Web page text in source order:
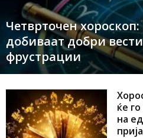
Четврточен
добиваат добри
фрустрации
ќе
на